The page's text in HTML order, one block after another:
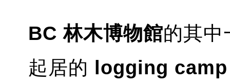
BC 林木博物館的其中
起居的
logging